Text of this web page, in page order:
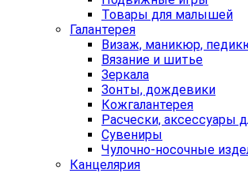
Товары для малышей
Галантерея
Визаж, маникюр,
Вязание и шитье
Зеркала
Зонты, дождевики
Кожгалантерея
Расчески, аксессуары
Сувениры
Чулочно-носочные
Канцелярия